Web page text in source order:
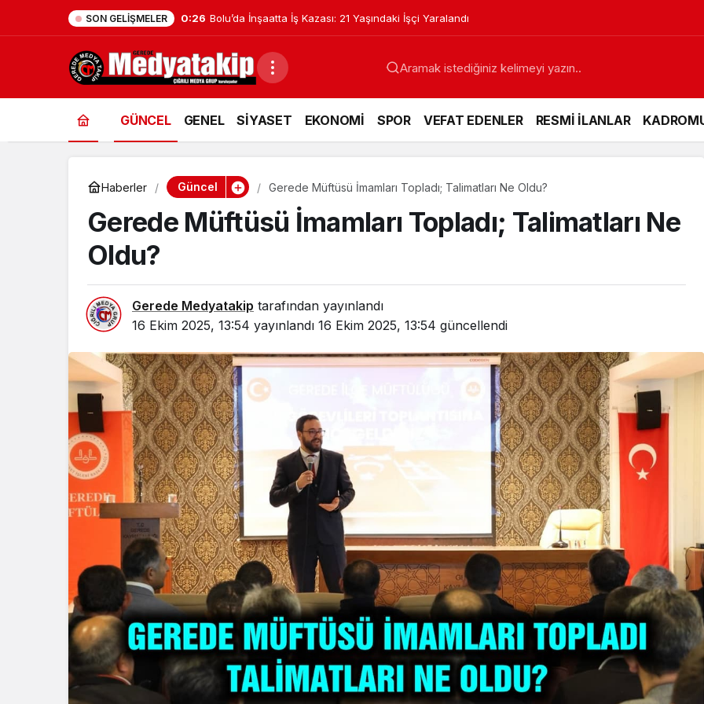
SON GELIŞMELER 0:26 Bolu’da İnşaatta İş Kazası: 21 Yaşındaki İşçi Yaralandı
GÜNCEL GENEL SİYASET EKONOMİ SPOR VEFAT EDENLER RESMİ İLANLAR
Haberler Güncel Gerede Müftüsü İmamları Topladı; Talimatları Ne Oldu?
Gerede Müftüsü İmamları Topladı; Talimatları Ne
Oldu?
Gerede Medyatakip tarafından yayınlandı
16 Ekim 2025, 13:54 yayınlandı 16 Ekim 2025, 13:54 güncellendi
Gerede’de Esentepe
Girişindeki Ayı
Görüntüleri Gündem
Bolu’da İnşaatta İş
Kazası: 21 Yaşındaki İşçi
Yaralandı
Güncel
Gerede’de Emniyet
Düğmeye Bastı